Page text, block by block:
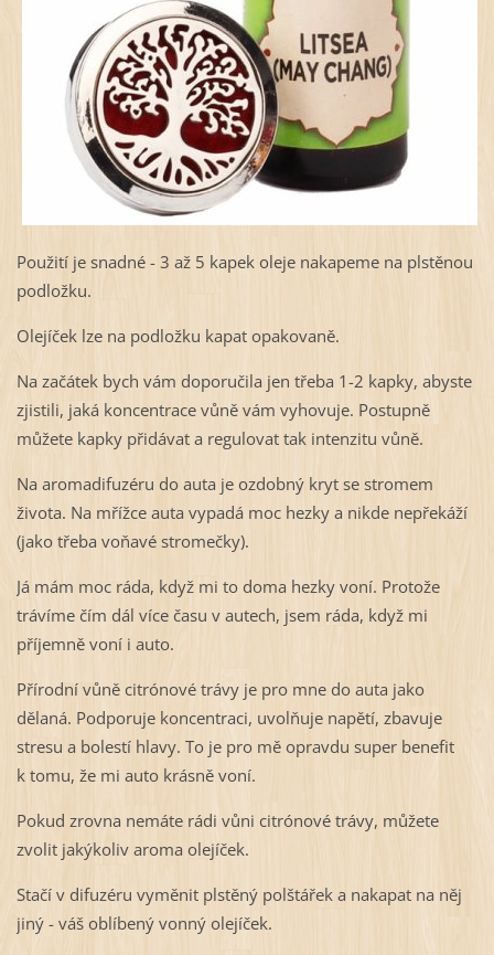
Použití je snadné - 3 až 5 kapek oleje nakapeme na plstěnou
podložku.
Olejíček lze na podložku kapat opakovaně.
Na začátek bych vám doporučila jen třeba 1-2 kapky, abyste
zjistili, jaká koncentrace vůně vám vyhovuje. Postupně
můžete kapky přidávat a regulovat tak intenzitu vůně.
Na aromadifuzéru do auta je ozdobný kryt se stromem
života. Na mřížce auta vypadá moc hezky a nikde nepřekáží
(jako třeba voňavé stromečky).
Já mám moc ráda, když mi to doma hezky voní. Protože
trávíme čím dál více času v autech, jsem ráda, když mi
příjemně voní i auto.
Přírodní vůně citrónové trávy je pro mne do auta jako
dělaná. Podporuje koncentraci, uvolňuje napětí, zbavuje
stresu a bolestí hlavy. To je pro mě opravdu super benefit
k tomu, že mi auto krásně voní.
Pokud zrovna nemáte rádi vůni citrónové trávy, můžete
zvolit jakýkoliv aroma olejíček.
Stačí v difuzéru vyměnit plstěný polštářek a nakapat na něj
jiný - váš oblíbený vonný olejíček.